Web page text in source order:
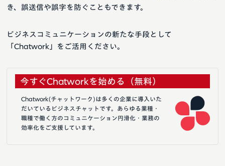
き、誤送信や誤字を防ぐこともできます。
ビジネスコミュニケーションの新たな手段として
「Chatwork」をご活用ください。
今すぐChatworkを始める（無料）
Chatwork(チャットワーク)は多くの企業に導入いた
だいているビジネスチャットです。あらゆる業種・
職種で働く方のコミュニケーション円滑化・業務の
効率化をご支援しています。